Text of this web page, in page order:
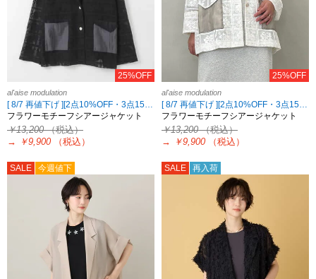
25%OFF
al'aise modulation
[ 8/7 再値下げ ][2点10%OFF・3点15%OFF対象！8/18 8:59まで al'aise modulation限定]
フラワーモチーフシアージャケット
￥13,200（税込）
→
￥9,900 （税込）
25%OFF
al'aise modulation
[ 8/7 再値下げ ][2点10%OFF・3点15%OFF対象！8/18 8:59まで al'aise modulation限定]
フラワーモチーフシアージャケット
￥13,200（税込）
→
￥9,900 （税込）
SALE 今週値下 SALE 再入荷